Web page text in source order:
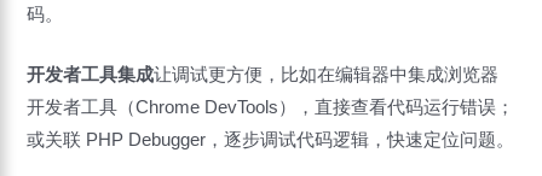
码。
开发者工具集成让调试更方便，比如在编辑器中集成浏览器
开发者工具（Chrome DevTools），直接查看代码运行错误；
或关联 PHP Debugger，逐步调试代码逻辑，快速定位问题。